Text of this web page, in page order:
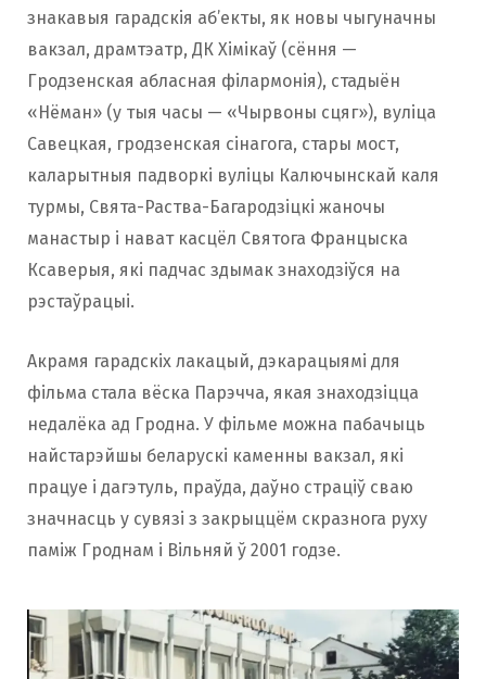
знакавыя гарадскія аб’екты, як новы чыгуначны
вакзал, драмтэатр, ДК Хімікаў (сёння —
Гродзенская абласная філармонія), стадыён
«Нёман» (у тыя часы — «Чырвоны сцяг»), вуліца
Савецкая, гродзенская сінагога, стары мост,
каларытныя падворкі вуліцы Калючынскай каля
турмы, Свята-Раства-Багародзіцкі жаночы
манастыр і нават касцёл Святога Францыска
Ксаверыя, які падчас здымак знаходзіўся на
рэстаўрацыі.
Акрамя гарадскіх лакацый, дэкарацыямі для
фільма стала вёска Парэчча, якая знаходзіцца
недалёка ад Гродна. У фільме можна пабачыць
найстарэйшы беларускі каменны вакзал, які
працуе і дагэтуль, праўда, даўно страціў сваю
значнасць у сувязі з закрыццём скразнога руху
паміж Гроднам і Вільняй ў 2001 годзе.